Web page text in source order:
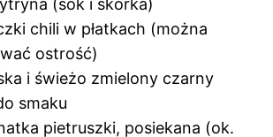
chili w płatkach (można
ostrość)
i świeżo zmielony czarny
smaku
pietruszki, posiekana (ok.